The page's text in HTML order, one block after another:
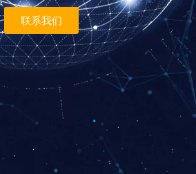
联系我们